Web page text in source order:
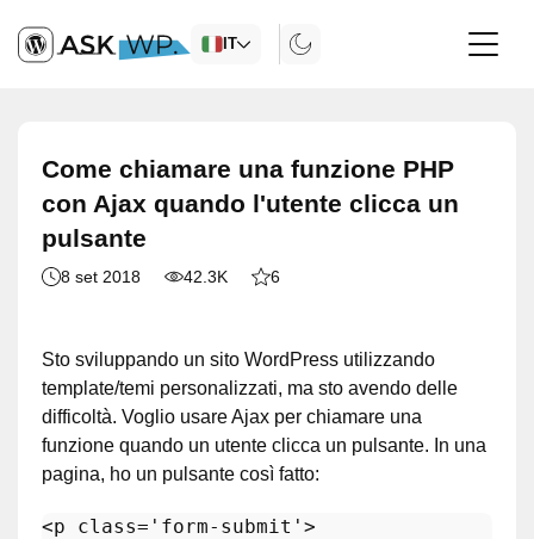
IT
Come chiamare una funzione PHP
con Ajax quando l'utente clicca un
pulsante
8 set 2018 42.3K 6
Sto sviluppando un sito WordPress utilizzando
template/temi personalizzati, ma sto avendo delle
difficoltà. Voglio usare Ajax per chiamare una
funzione quando un utente clicca un pulsante. In una
pagina, ho un pulsante così fatto:
<p class= 'form-submit' >